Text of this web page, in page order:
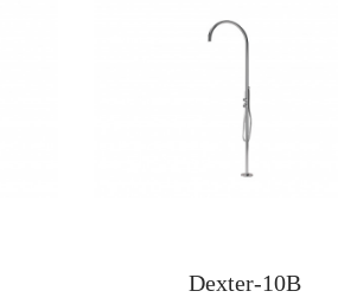
Dexter-10B